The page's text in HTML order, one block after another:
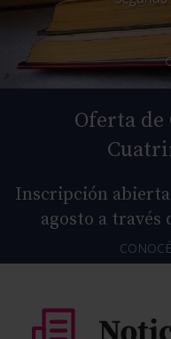
Oferta de
Inscripción abierta
agosto a través